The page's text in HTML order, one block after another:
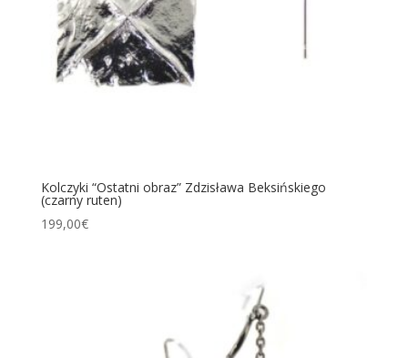
Kolczyki “Ostatni obraz” Zdzisława Beksińskiego
(czarny ruten)
199,00€